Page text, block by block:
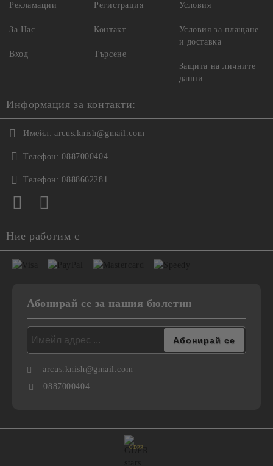
Рекламации
За Нас
Вход
Регистрация
Контакт
Търсене
Условия
Условия за плащане
и доставка
Защита на личните
данни
Информация за контакти:
Имейл: arcus.knish@gmail.com
Телефон: 0887000404
Телефон: 0888662281
Ние работим с
Абонирай се за нашия бюлетин
arcus.knish@gmail.com
0887000404
GDPR